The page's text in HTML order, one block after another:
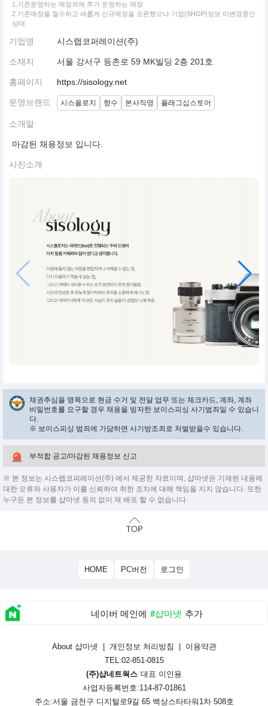
1.기존운영하는 매장외에 추가 운영하는 매장
2.기존매장을 철수하고 새롭게 신규매장을 오픈했으나 기업(SHOP)정보 미변경중인
상태
기업명 시스랩코퍼레이션(주)
소재지 서울 강서구 등촌로 59 MK빌딩 2층 201호
홈페이지 https://sisology.net
운영브랜드 시스올로지 향수 본사직영 플래그십스토어
소개말
마감된 채용정보 입니다.
사진소개
채권추심을 명목으로 현금 수거 및 전달 업무 또는 체크카드, 계좌, 계좌
비밀번호를 요구할 경우 채용을 빙자한 보이스피싱 사기범죄일 수 있습니
다.
※ 보이스피싱 범죄에 가담하면 사기방조죄로 처벌받을수 있습니다.
부적합 공고/마감된 채용정보 신고
※ 본 정보는 시스랩코퍼레이션(주) 에서 제공한 자료이며, 샵마넷은 기재된 내용에
대한 오류와 사용자가 이를 신뢰하여 취한 조치에 대해 책임을 지지 않습니다. 또한
누구든 본 정보를 샵마넷 동의 없이 재 배포 할 수 없습니다.
HOME PC버전 로그인
네이버 메인에 #샵마넷 추가
About 샵마넷 개인정보 처리방침
이용약관
TEL:02-851-0815
(주)샵네트웍스 대표 이인용
사업자등록번호:114-87-01861
주소:서울 금천구 디지털로9길 65 백상스타타워1차 508호